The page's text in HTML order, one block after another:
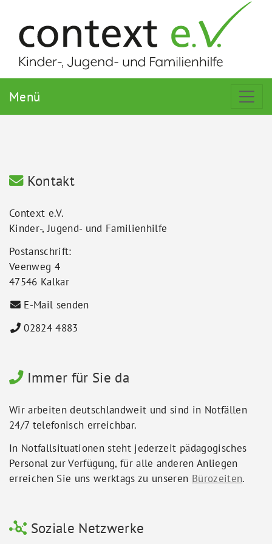
Menü
Kontakt
Context e.V.
Kinder-, Jugend- und Familienhilfe
Postanschrift:
Veenweg 4
47546 Kalkar
E-Mail senden
02824 4883
Immer für Sie da
Wir arbeiten deutschlandweit und sind in Notfällen
24/7 telefonisch erreichbar.
In Notfallsituationen steht jederzeit pädagogisches
Personal zur Verfügung, für alle anderen Anliegen
erreichen Sie uns werktags zu unseren Bürozeiten.
Soziale Netzwerke